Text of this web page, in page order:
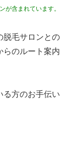
が含まれています。
脱毛サロンとの
らのルート案内
る方のお手伝い